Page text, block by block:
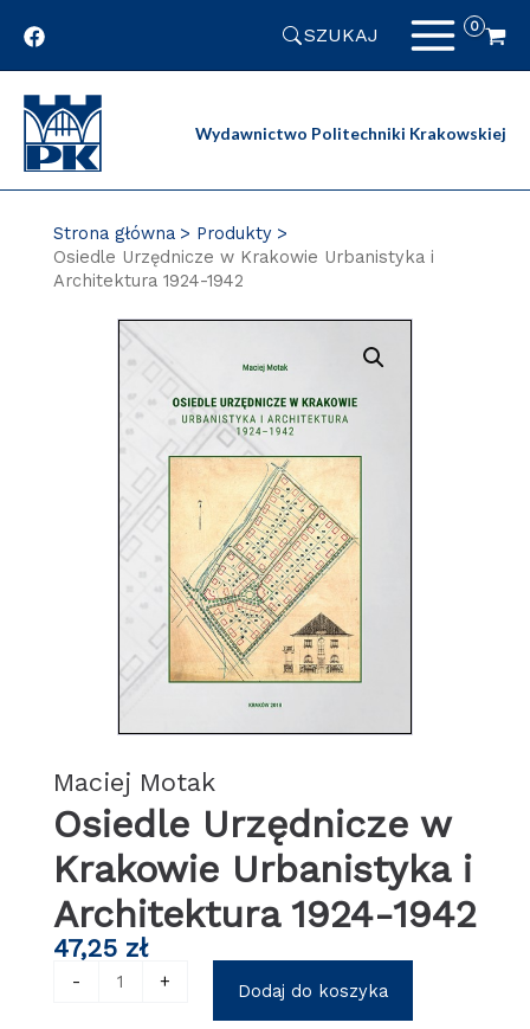
SZUKAJ
Wydawnictwo Politechniki Krakowskiej
Strona główna
Produkty
Osiedle Urzędnicze w Krakowie Urbanistyka i
Architektura 1924-1942
Maciej Motak
Osiedle Urzędnicze w
Krakowie Urbanistyka i
Architektura 1924-1942
47,25 zł
- + Dodaj do koszyka